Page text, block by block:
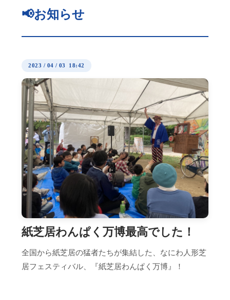
📢お知らせ
2023 / 04 / 03 18:42
紙芝居わんぱく万博最高でした！
全国から紙芝居の猛者たちが集結した、なにわ人形芝
居フェスティバル、『紙芝居わんぱく万博』！